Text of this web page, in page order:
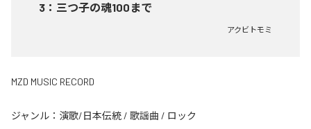
3 ： 三つ子の魂100まで
アクビトモミ
MZD MUSIC RECORD
ジャンル： 演歌/日本伝統 / 歌謡曲 / ロック